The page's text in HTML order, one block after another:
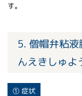
す。
5. 僧帽弁粘
んえきしゅよ
① 症状